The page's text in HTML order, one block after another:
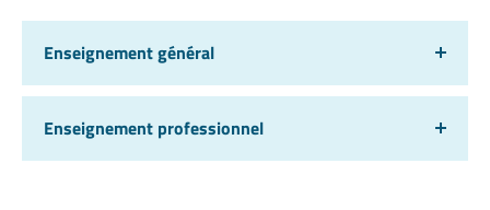
Enseignement général
Enseignement professionnel